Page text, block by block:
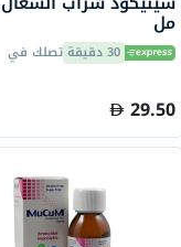
مل
30 دقيقة تصلك في
29.50